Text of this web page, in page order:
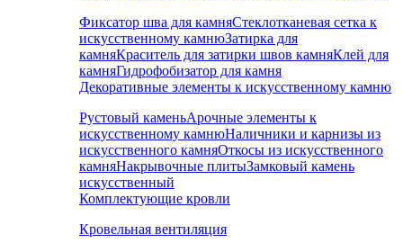
Фиксатор шва для камняСтеклотканевая сетка к
искусственному камнюЗатирка для
камняКраситель для затирки швов камняКлей для
камняГидрофобизатор для камня
Декоративные элементы к искусственному камню
Рустовый каменьАрочные элементы к
искусственному камнюНаличники и карнизы из
искусственного камняОткосы из искусственного
камняНакрывочные плитыЗамковый камень
искусственный
Комплектующие кровли
Кровельная вентиляция